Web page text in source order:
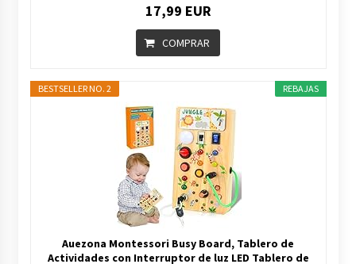
17,99 EUR
COMPRAR
REBAJAS
BESTSELLER NO. 2
Auezona Montessori Busy Board, Tablero de
Actividades con Interruptor de luz LED Tablero de